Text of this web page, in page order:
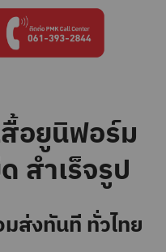
อยูนิฟอร์ม
สำเร็จรูป
ส่งทันที ทั่วไทย